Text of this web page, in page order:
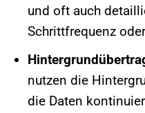
und oft auch
Schrittfrequenz
nutzen die
die Daten